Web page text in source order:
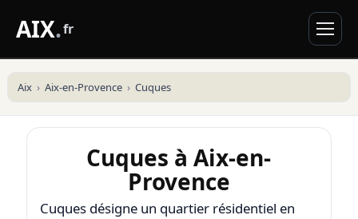
AIX.fr
Aix Aix-en-Provence Cuques
Cuques à Aix-en-
Provence
Cuques désigne un quartier résidentiel en